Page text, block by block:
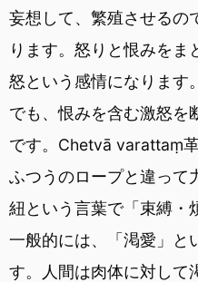
妄想して、繁殖させるの
ります。怒りと恨みをま
怒という感情になります
でも、恨みを含む激怒を
です。Chetvā varattaṃ
ふつうのロープと違って
紐という言葉で「束縛・
一般的には、「渇愛」と
す。人間は肉体に対して